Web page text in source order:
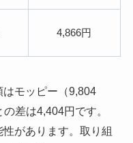
4,866円
はモッピー（9,804
差は4,404円です。
があります。取り組